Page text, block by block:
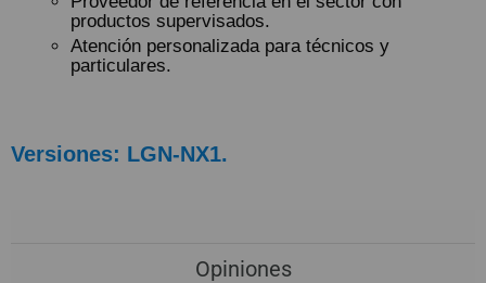
productos supervisados.
Atención personalizada para técnicos y
particulares.
Versiones: LGN-NX1.
Opiniones